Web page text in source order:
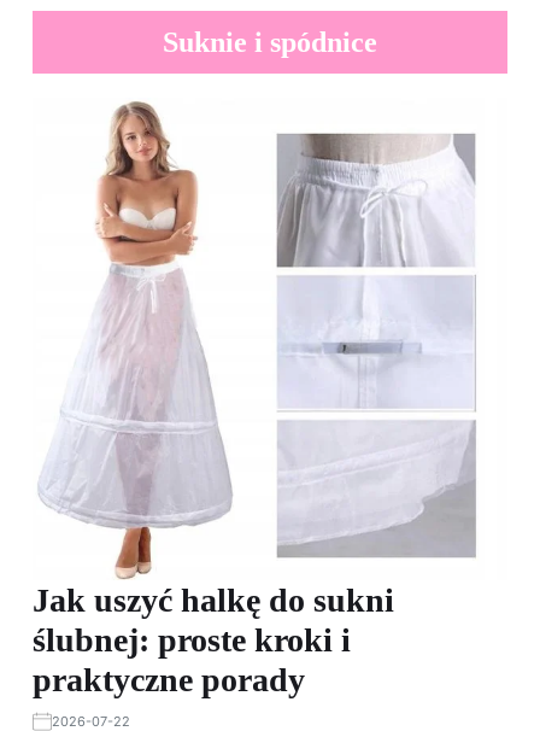
Suknie i spódnice
Jak uszyć halkę do sukni
ślubnej: proste kroki i
praktyczne porady
2026-07-22